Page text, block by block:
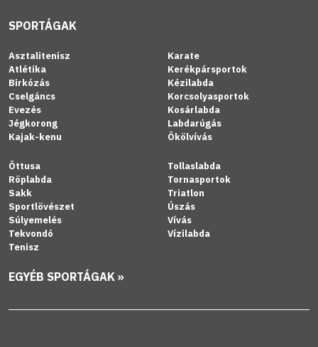
SPORTÁGAK
Asztalitenisz
Atlétika
Birkózás
Cselgáncs
Evezés
Jégkorong
Kajak-kenu
Karate
Kerékpársportok
Kézilabda
Korcsolyasportok
Kosárlabda
Labdarúgás
Ökölvívás
Öttusa
Röplabda
Sakk
Sportlövészet
Súlyemelés
Tekvondó
Tenisz
Tollaslabda
Tornasportok
Triatlon
Úszás
Vívás
Vízilabda
EGYÉB SPORTÁGAK »